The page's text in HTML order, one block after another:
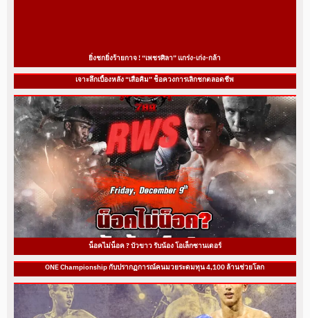
ยิ่งชกยิ่งร้ายกาจ ! “เพชรศิลา” แกร่ง-เก่ง-กล้า
เจาะลึกเบื้องหลัง “เสือคิม” ช็อควงการเลิกชกตลอดชีพ
น็อคไม่น็อค ? บัวขาว รับน้อง โอเล็กซานเดอร์
ONE Championship กับปรากฏการณ์คนมวยระดมทุน 4,100 ล้านช่วยโลก